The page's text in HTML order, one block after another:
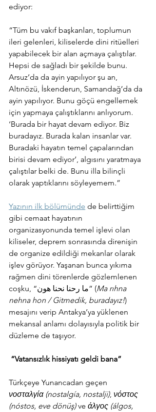
ediyor:
“Tüm bu vakıf başkanları, toplumun
ileri gelenleri, kiliselerde dini ritüelleri
yapabilecek bir alan açmaya çalıştılar.
Hepsi de sağladı bir şekilde bunu.
Arsuz’da da ayin yapılıyor şu an,
Altınözü, İskenderun, Samandağ’da da
ayin yapılıyor. Bunu göçü engellemek
için yapmaya çalıştıklarını anlıyorum.
‘Burada bir hayat devam ediyor. Biz
buradayız. Burada kalan insanlar var.
Buradaki hayatın temel çapalarından
birisi devam ediyor’, algısını yaratmaya
çalıştılar belki de. Bunu illa bilinçli
olarak yaptıklarını söyleyemem.”
Yazının ilk bölümünde de belirttiğim
gibi cemaat hayatının
organizasyonunda temel işlevi olan
kiliseler, deprem sonrasında direnişin
de organize edildiği mekanlar olarak
işlev görüyor. Yaşanan bunca yıkıma
rağmen dini törenlerde gözlemlenen
coşku, “ما رحنا نحنا هون” (Ma rıhna
nehna hon / Gitmedik, buradayız!)
mesajını verip Antakya’ya yüklenen
mekansal anlamı dolayısıyla politik bir
düzleme de taşıyor.
“Vatansızlık hissiyatı geldi bana”
Türkçeye Yunancadan geçen
νοσταλγία (nostalgía, nostalji), νόστος
(nóstos, eve dönüş) ve άλγος (álgos,